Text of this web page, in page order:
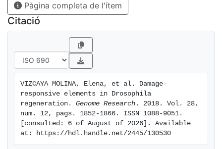
exclusively within damaged tissue cooperate with
enhancers co-opted from other tissues and other
developmental stages, as well as with endogenous
enhancers that show increased activity after injury.
Together, these enhancers host binding sites for
regulatory proteins that include a core set of
regeneration across metazoans.
Pàgina completa de l'ítem
Citació
VIZCAYA MOLINA, Elena, et al. Damage-
responsive elements in Drosophila
regeneration. Genome Research . 2018. Vol. 28,
num. 12, pags. 1852-1866. ISSN 1088-9051.
[consulted: 6 of August of 2026]. Available
at: https://hdl.handle.net/2445/130530